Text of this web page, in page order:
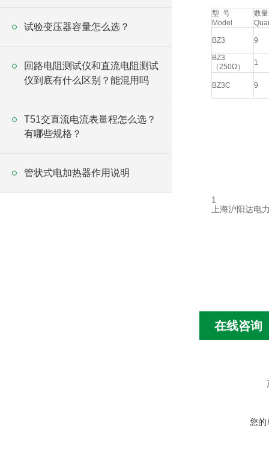
试验变压器容量怎么选？
回路电阻测试仪和直流电阻测试
仪到底有什么区别？能混用吗
T51交直流电流表量程怎么选？
有哪些规格？
管状式电加热器作用说明
型 号
Model
数
BZ3 9
BZ3
（250Ω）
1
BZ3C 9
1
上海沪阳达电
在线咨询
您的